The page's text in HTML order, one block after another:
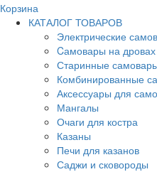
Корзина
КАТАЛОГ ТОВАРОВ
Электрические
Cамовары на дровах
Старинные
Комбинированные
Аксессуары для
Мангалы
Очаги для костра
Казаны
Печи для казанов
Саджи и сковороды